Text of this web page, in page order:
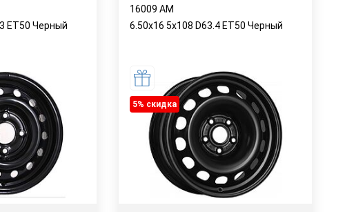
ET50 Черный
16009 AM
6.50x16 5x108 D63.4 ET50 Черный
5% cкидка